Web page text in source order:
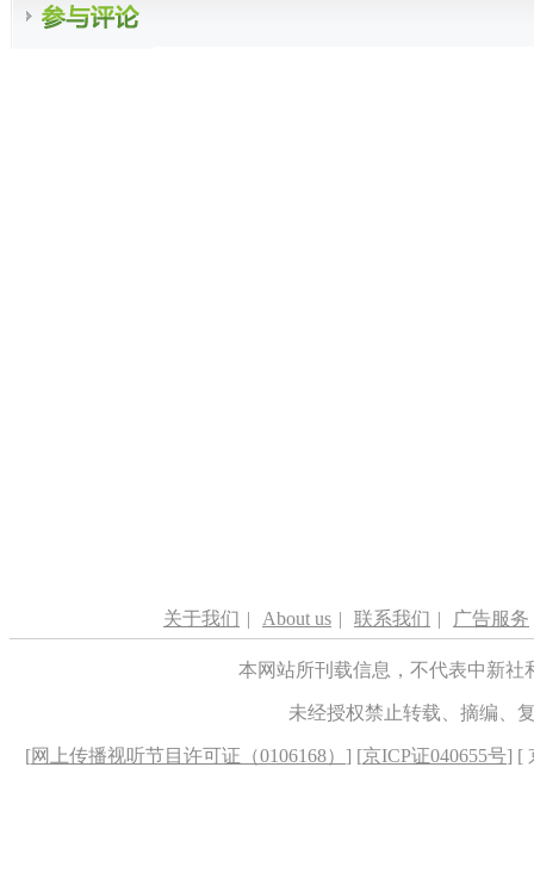
关于我们 | About us | 联系我们 | 广告服务
本网站所刊载信息，不代表中新
未经授权禁止转载、摘编、
[网上传播视听节目许可证（0106168） ] [京ICP证040655号] [